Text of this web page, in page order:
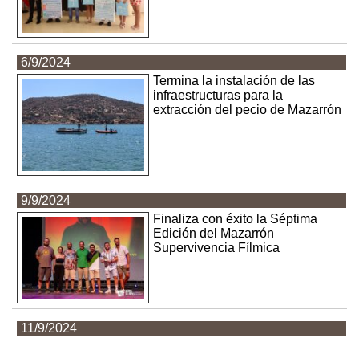
6/9/2024
Termina la instalación de las
infraestructuras para la
extracción del pecio de Mazarrón
9/9/2024
Finaliza con éxito la Séptima
Edición del Mazarrón
Supervivencia Fílmica
11/9/2024